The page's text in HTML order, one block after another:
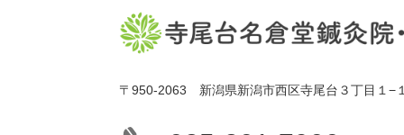
〒950-2063 新潟県新潟市西区寺尾台３丁目１−